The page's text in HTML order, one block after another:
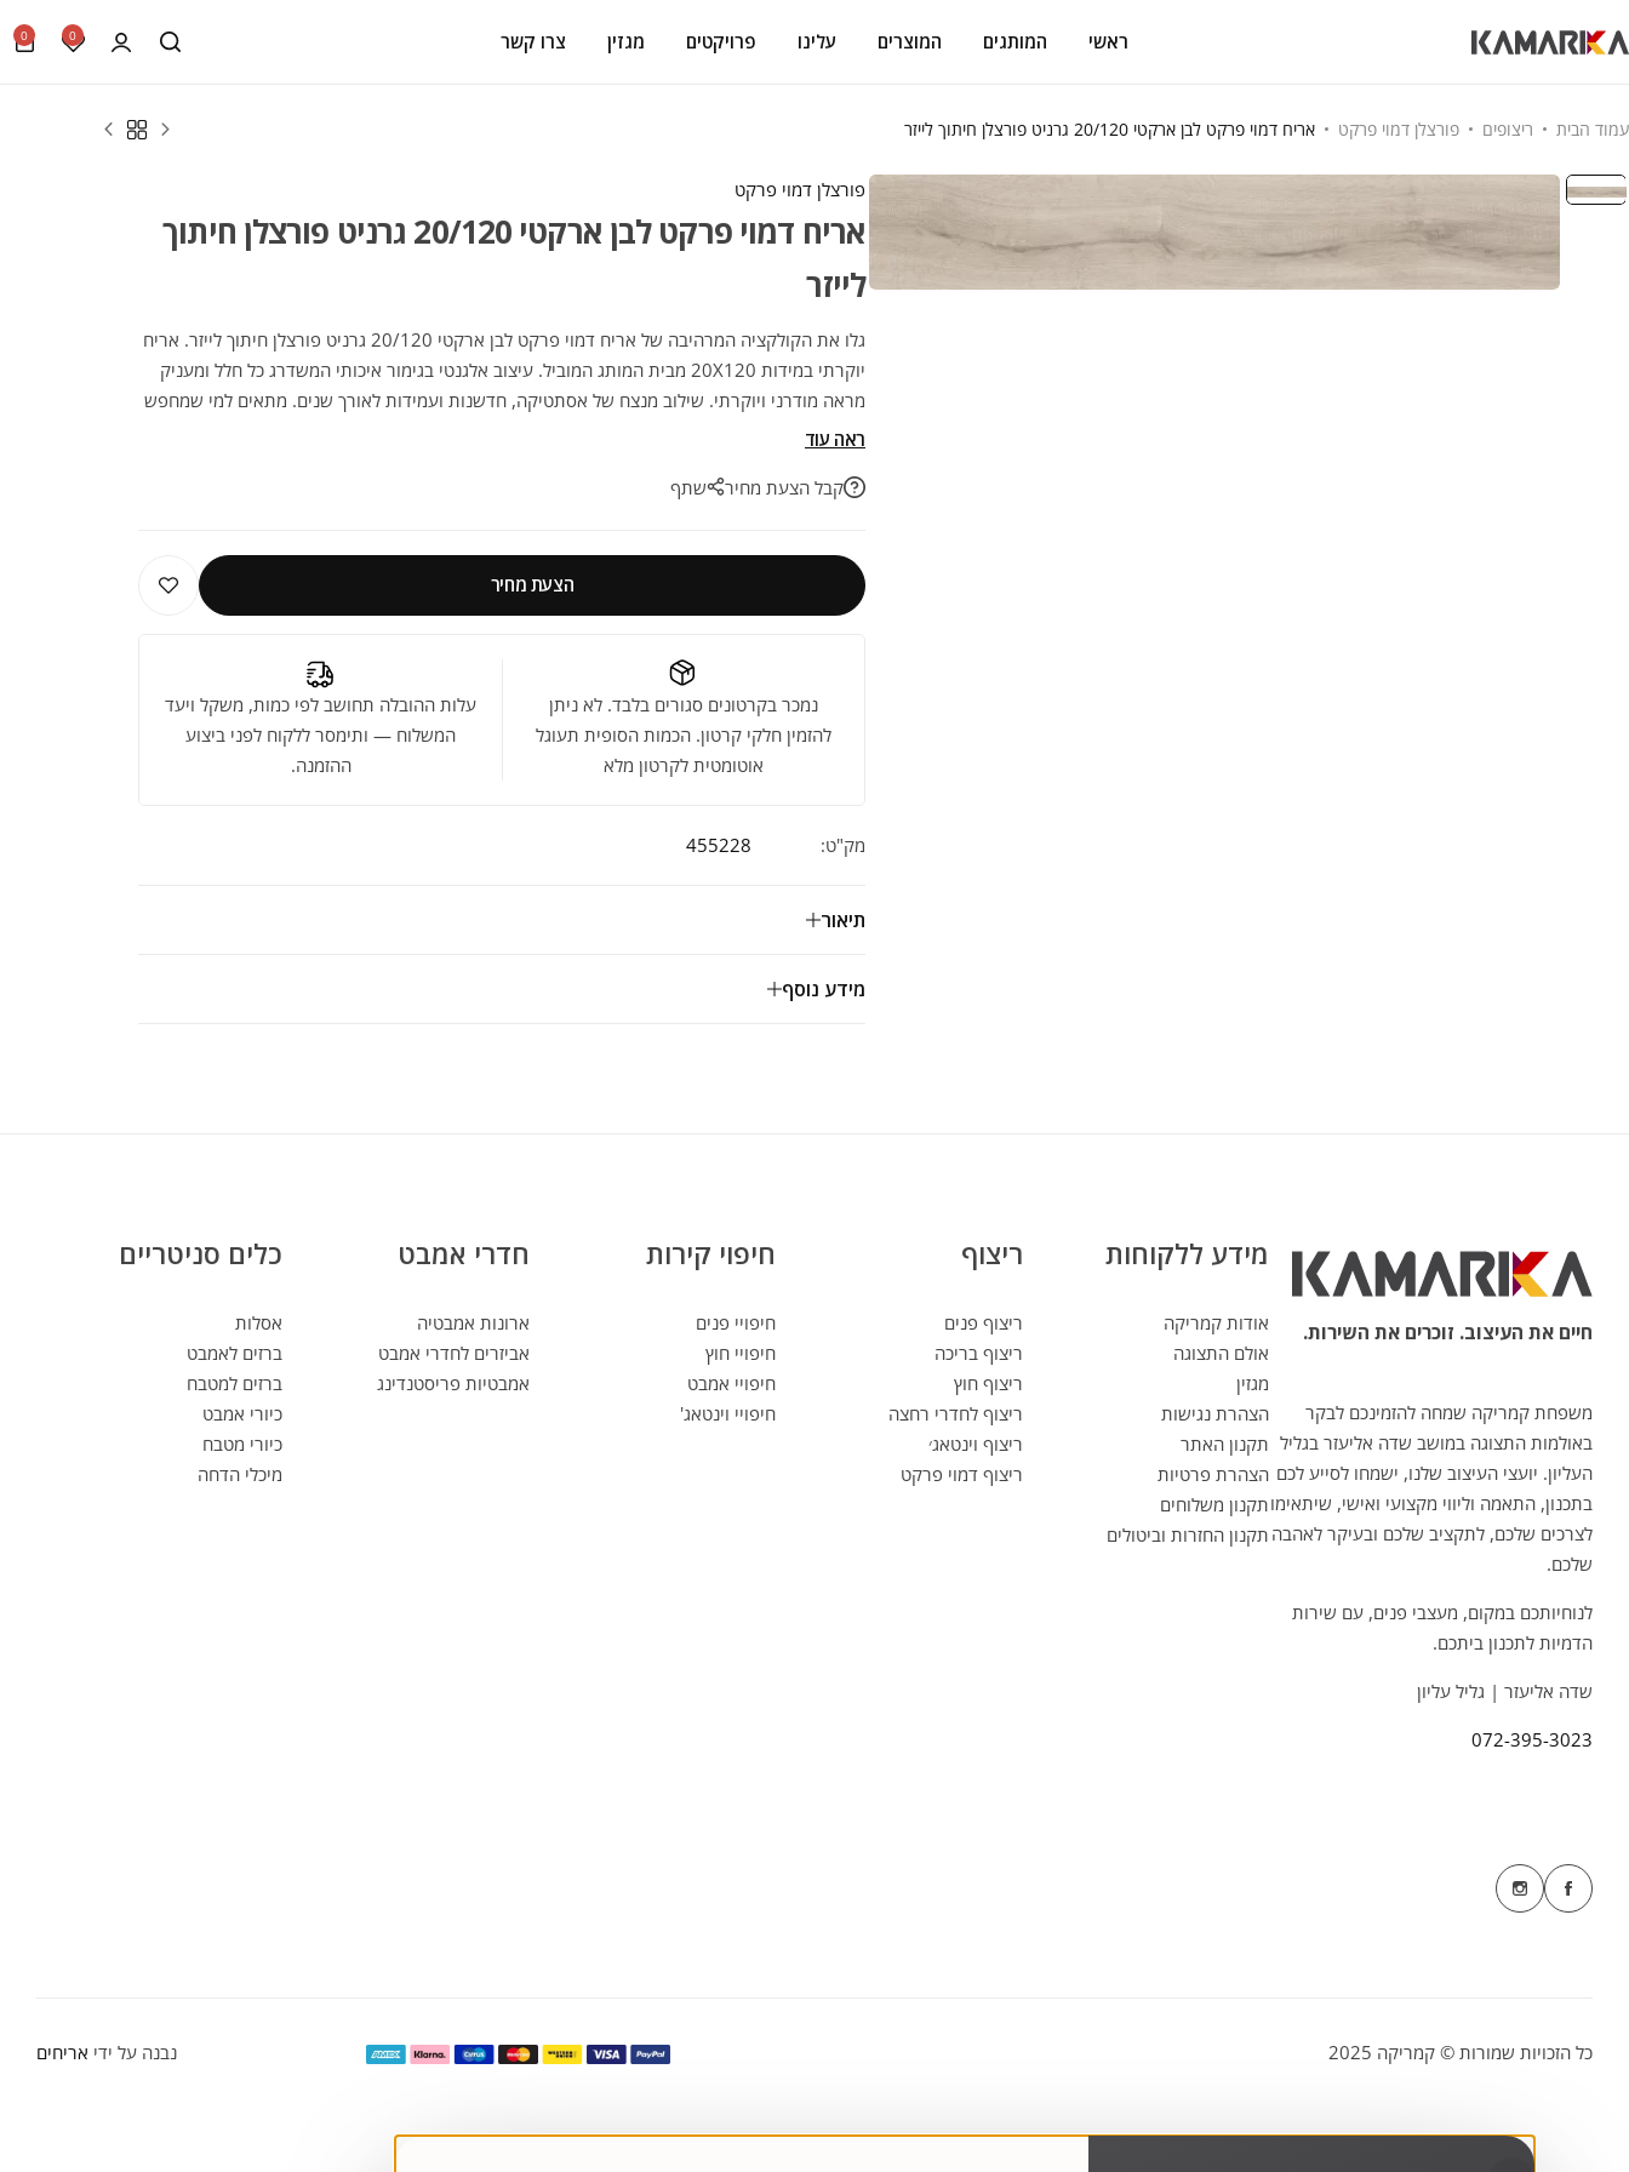
ראשי המותגים המוצרים עלינו פרויקטים מגזין צרו קשר 0
0
עמוד הבית ריצופים פורצלן דמוי פרקט אריח דמוי פרקט לבן ארקטי 20/120 גרניט פורצלן חיתוך לייזר
פורצלן דמוי פרקט
אריח דמוי פרקט לבן ארקטי 20/120 גרניט פורצלן חיתוך
לייזר
גלו את הקולקציה המרהיבה של אריח דמוי פרקט לבן ארקטי 20/120 גרניט פורצלן חיתוך לייזר. אריח
יוקרתי במידות 20X120 מבית המותג המוביל. עיצוב אלגנטי בגימור איכותי המשדרג כל חלל ומעניק
מראה מודרני ויוקרתי. שילוב מנצח של אסתטיקה, חדשנות ועמידות לאורך שנים. מתאים למי שמחפש
לשדרג את הבית ברמה הגבוהה ביותר!
ראה עוד
קבל הצעת מחיר
שתף
הצעת מחיר
נמכר בקרטונים סגורים בלבד. לא ניתן
להזמין חלקי קרטון. הכמות הסופית תעוגל
אוטומטית לקרטון מלא
עלות ההובלה תחושב לפי כמות, משקל ויעד
המשלוח — ותימסר ללקוח לפני ביצוע
ההזמנה.
מק"ט: 455228
תיאור
מידע נוסף
חיים את העיצוב. זוכרים את השירות.
משפחת קמריקה שמחה להזמינכם לבקר
באולמות התצוגה במושב שדה אליעזר בגליל
העליון. יועצי העיצוב שלנו, ישמחו לסייע לכם
בתכנון, התאמה וליווי מקצועי ואישי, שיתאימו
לצרכים שלכם, לתקציב שלכם ובעיקר לאהבה
שלכם.
לנוחיותכם במקום, מעצבי פנים, עם שירות
הדמיות לתכנון ביתכם.
שדה אליעזר | גליל עליון
072-395-3023
מידע ללקוחות
אודות קמריקה
אולם התצוגה
מגזין
הצהרת נגישות
תקנון האתר
הצהרת פרטיות
תקנון משלוחים
תקנון החזרות וביטולים
ריצוף
ריצוף פנים
ריצוף בריכה
ריצוף חוץ
ריצוף לחדרי רחצה
ריצוף וינטאג׳
ריצוף דמוי פרקט
חיפוי קירות
חיפויי פנים
חיפויי חוץ
חיפויי אמבט
חיפויי וינטאג'
חדרי אמבט
ארונות אמבטיה
אביזרים לחדרי אמבט
אמבטיות פריסטנדינג
כלים סניטריים
אסלות
ברזים לאמבט
ברזים למטבח
כיורי אמבט
כיורי מטבח
מיכלי הדחה
כל הזכויות שמורות © קמריקה 2025 נבנה על ידי אריחים